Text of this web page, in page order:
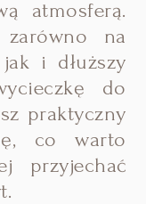
atmosferą.
zarówno na
i dłuższy
do
praktyczny
co warto
przyjechać